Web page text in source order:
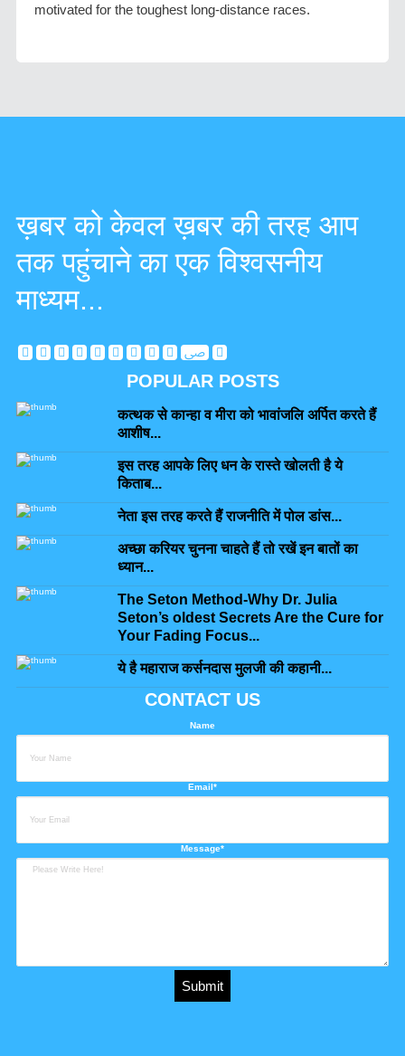
motivated for the toughest long-distance races.
ख़बर को केवल ख़बर की तरह आप
तक पहुंचाने का एक विश्वसनीय
माध्यम...
POPULAR POSTS
कत्थक से कान्हा व मीरा को भावांजलि अर्पित करते हैं
आशीष...
इस तरह आपके लिए धन के रास्ते खोलती है ये
किताब...
नेता इस तरह करते हैं राजनीति में पोल डांस...
अच्छा करियर चुनना चाहते हैं तो रखें इन बातों का
ध्यान...
The Seton Method-Why Dr. Julia
Seton’s oldest Secrets Are the Cure for
Your Fading Focus...
ये है महाराज कर्सनदास मुलजी की कहानी...
CONTACT US
Name
Email*
Message*